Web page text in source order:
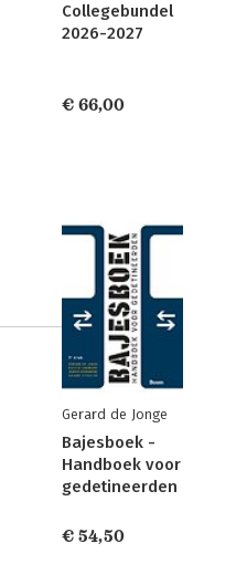
Collegebundel
2026-2027
€ 66,00
Gerard de Jonge
Bajesboek -
Handboek voor
gedetineerden
€ 54,50